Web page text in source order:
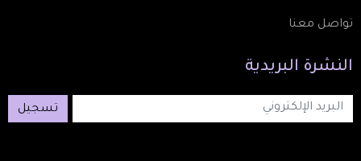
تواصل معنا
النشرة البريدية
تسجيل